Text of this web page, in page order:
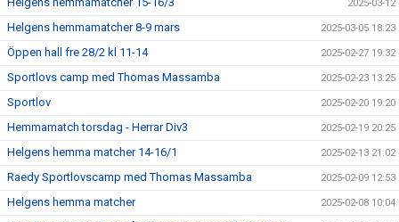
2025-03-12
Helgens hemmamatcher 8-9 mars 2025-03-05 18:23
Öppen hall fre 28/2 kl 11-14 2025-02-27 19:32
Sportlovs camp med Thomas Massamba 2025-02-23 13:25
Sportlov 2025-02-20 19:20
Hemmamatch torsdag - Herrar Div3 2025-02-19 20:25
Helgens hemma matcher 14-16/1 2025-02-13 21:02
Raedy Sportlovscamp med Thomas Massamba 2025-02-09 12:53
Helgens hemma matcher 2025-02-08 10:04